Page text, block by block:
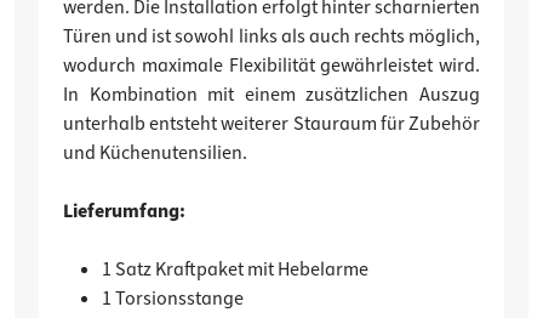
werden. Die Installation erfolgt hinter scharnierten
Türen und ist sowohl links als auch rechts möglich,
wodurch maximale Flexibilität gewährleistet wird.
In Kombination mit einem zusätzlichen Auszug
unterhalb entsteht weiterer Stauraum für Zubehör
und Küchenutensilien.
Lieferumfang:
1 Satz Kraftpaket mit Hebelarme
1 Torsionsstange